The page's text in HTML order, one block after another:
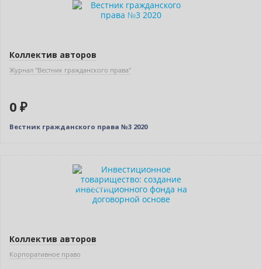
Коллектив авторов
Журнал "Вестник гражданского права"
0 ₽
Вестник гражданского права №3 2020
Индивидуальный подход
Коллектив авторов
Корпоративное право